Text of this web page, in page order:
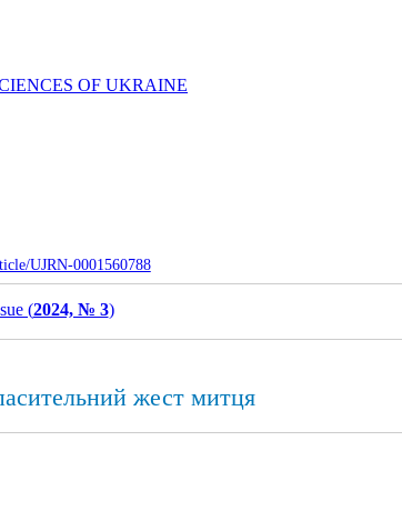
OF UKRAINE
UJRN-0001560788
(2024, № 3)
жест митця